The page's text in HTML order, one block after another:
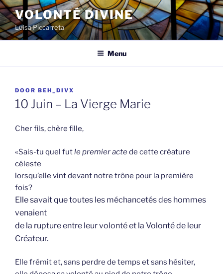
Spring
naar
de
inhoud
VOLONTÉ DIVINE
Luisa Piccarreta
Menu
GEPLAATST
OP
DOOR BEH_DIVX
10 Juin – La Vierge Marie
Cher fils, chère fille,
«Sais-tu quel futle premier actede cette créature
céleste
lorsqu’elle vint devant notre trône pour la première
fois?
Elle savait que toutes les méchancetés des hommes
venaient
de la rupture entre leur volonté et la Volonté de leur
Créateur.
Elle frémit et, sans perdre de temps et sans hésiter,